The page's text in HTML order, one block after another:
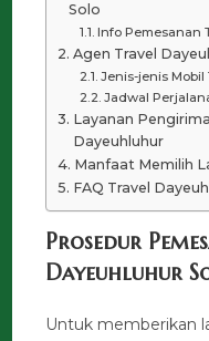
Solo
Info Pemesanan
Agen Travel
Jenis-jenis Mobil
Jadwal
Layanan
Dayeuhluhur
Manfaat Memilih
FAQ Travel
Prosedur
Dayeuhluhur
Untuk memberikan